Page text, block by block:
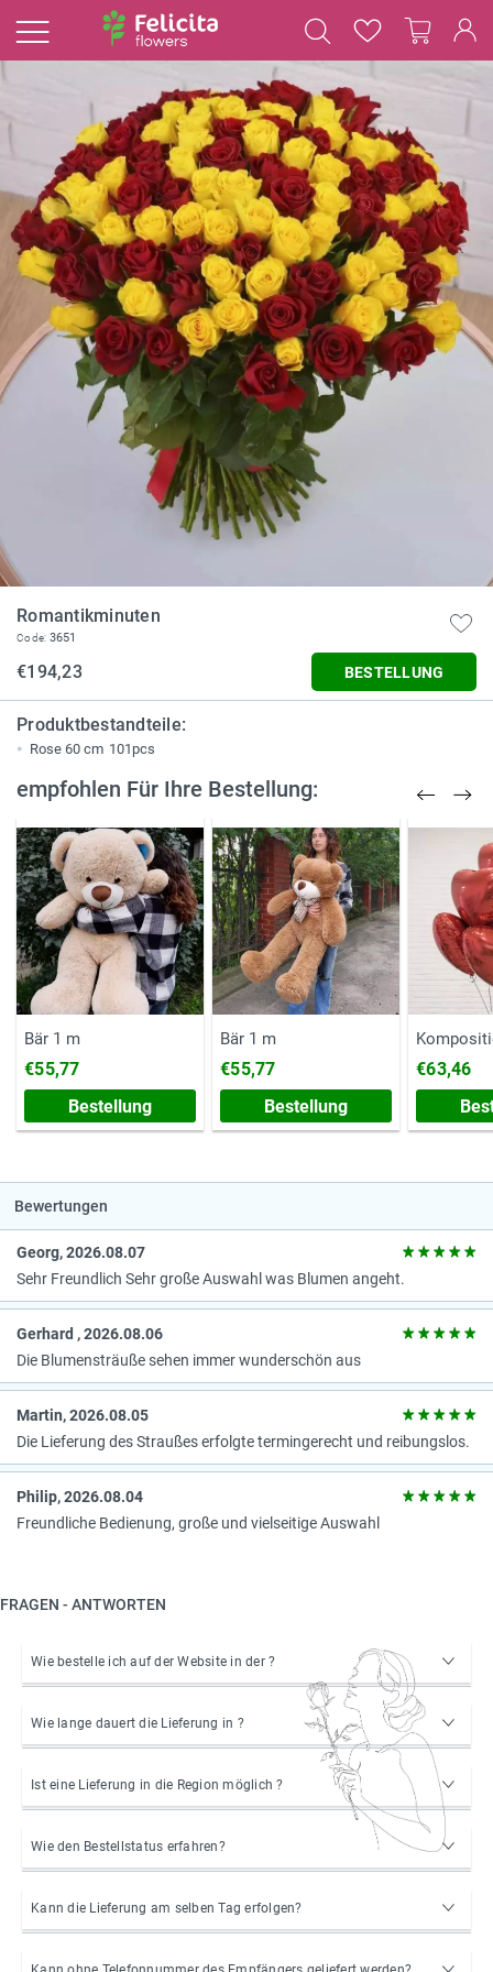
Romantikminuten
Code: 3651
€194,23 BESTELLUNG
Produktbestandteile:
Rose 60 cm 101pcs
empfohlen Für Ihre Bestellung:
Bär 1 m
€55,77
Bestellung
Bär 1 m
€55,77
Bestellung
€63,46
Bewertungen
Georg, 2026.08.07
Sehr Freundlich Sehr große Auswahl was Blumen angeht.
Gerhard , 2026.08.06
Die Blumensträuße sehen immer wunderschön aus
Martin, 2026.08.05
Die Lieferung des Straußes erfolgte termingerecht und reibungslos.
Philip, 2026.08.04
Freundliche Bedienung, große und vielseitige Auswahl
FRAGEN - ANTWORTEN
Wie bestelle ich auf der Website in der ?
Wie lange dauert die Lieferung in ?
Ist eine Lieferung in die Region möglich ?
Wie den Bestellstatus erfahren?
Kann die Lieferung am selben Tag erfolgen?